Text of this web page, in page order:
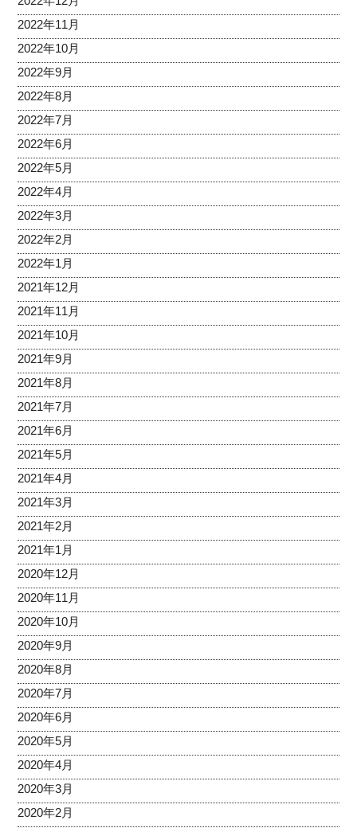
2022年11月
2022年10月
2022年9月
2022年8月
2022年7月
2022年6月
2022年5月
2022年4月
2022年3月
2022年2月
2022年1月
2021年12月
2021年11月
2021年10月
2021年9月
2021年8月
2021年7月
2021年6月
2021年5月
2021年4月
2021年3月
2021年2月
2021年1月
2020年12月
2020年11月
2020年10月
2020年9月
2020年8月
2020年7月
2020年6月
2020年5月
2020年4月
2020年3月
2020年2月